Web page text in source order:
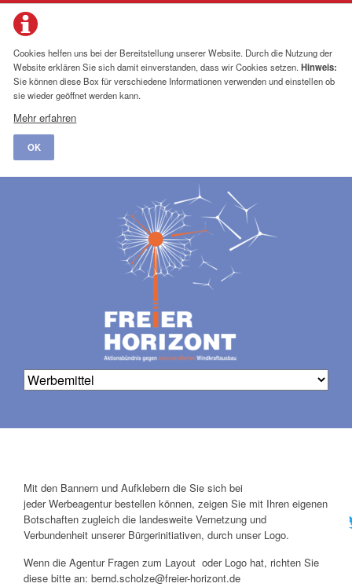
Cookies helfen uns bei der Bereitstellung unserer Website. Durch die Nutzung der
Website erklären Sie sich damit einverstanden, dass wir Cookies setzen.Hinweis:
Sie können diese Box für verschiedene Informationen verwenden und einstellen ob
sie wieder geöffnet werden kann.
Mehr erfahren
OK
Mit den Bannern und Aufklebern die Sie sich bei
jeder Werbeagentur bestellen können, zeigen Sie mit Ihren eigenen
Botschaften zugleich die landesweite Vernetzung und
Verbundenheit unserer Bürgerinitiativen, durch unser Logo.
Wenn die Agentur Fragen zum Layout oder Logo hat, richten Sie
diese bitte an: bernd.scholze@freier-horizont.de